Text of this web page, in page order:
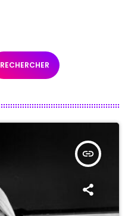
RECHERCHER
insert_link